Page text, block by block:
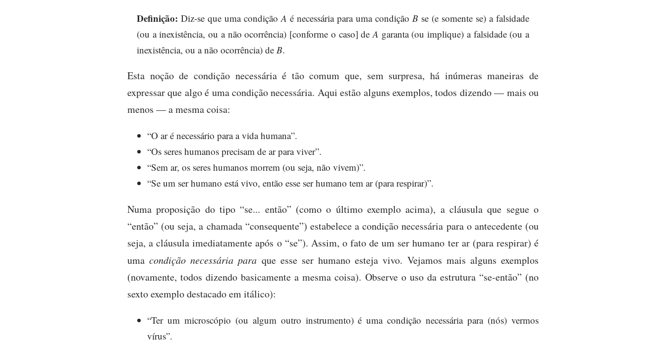
Definição: Diz-se que uma condiçãoA é necessária para uma condição B se (e somente se) a falsidade
(ou a inexistência, ou a não ocorrência) [conforme o caso] deA garanta (ou implique) a falsidade (ou a
inexistência, ou a não ocorrência) de B.
Esta noção de condição necessária é tão comum que, sem surpresa, há inúmeras maneiras de
expressar que algo é uma condição necessária. Aqui estão alguns exemplos, todos dizendo — mais ou
menos — a mesma coisa:
“O ar é necessário para a vida humana”.
“Os seres humanos precisam de ar para viver”.
“Sem ar, os seres humanos morrem (ou seja, não vivem)”.
“Se um ser humano está vivo, então esse ser humano tem ar (para respirar)”.
Numa proposição do tipo “se... então” (como o último exemplo acima), a cláusula que segue o
“então” (ou seja, a chamada “consequente”) estabelece a condição necessária para o antecedente (ou
seja, a cláusula imediatamente após o “se”). Assim, o fato de um ser humano ter ar (para respirar) é
umacondição necessária para que esse ser humano esteja vivo. Vejamos mais alguns exemplos
(novamente, todos dizendo basicamente a mesma coisa). Observe o uso da estrutura “se-então” (no
sexto exemplo destacado em itálico):
“Ter um microscópio (ou algum outro instrumento) é uma condição necessária para (nós) vermos
vírus”.